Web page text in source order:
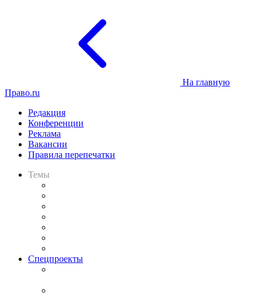
На главную
Право.ru
Редакция
Конференции
Реклама
Вакансии
Правила перепечатки
Темы
Спецпроекты